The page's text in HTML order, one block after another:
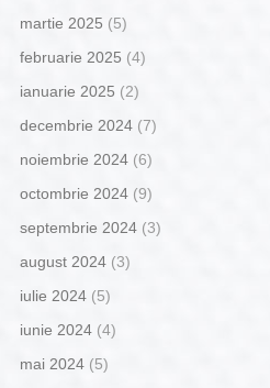
martie 2025 (5)
februarie 2025 (4)
ianuarie 2025 (2)
decembrie 2024(7)
noiembrie 2024(6)
octombrie 2024(9)
septembrie 2024(3)
august 2024(3)
iulie 2024(5)
iunie 2024(4)
mai 2024(5)